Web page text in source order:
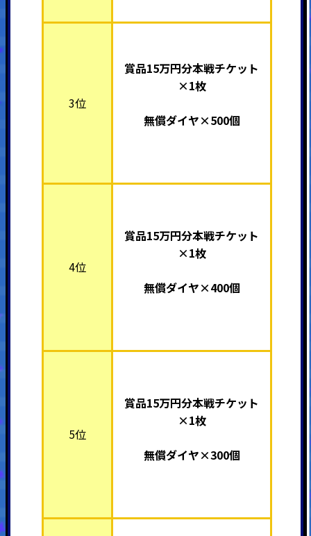
3位
賞品15万円分本戦チケット
×1枚
無償ダイヤ×500個
4位
賞品15万円分本戦チケット
×1枚
無償ダイヤ×400個
5位
賞品15万円分本戦チケット
×1枚
無償ダイヤ×300個